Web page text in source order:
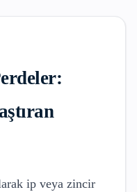
ip veya zincir